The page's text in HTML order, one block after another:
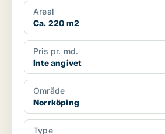
Areal
Ca. 220 m2
Pris pr. md.
Inte angivet
Område
Norrköping
Type